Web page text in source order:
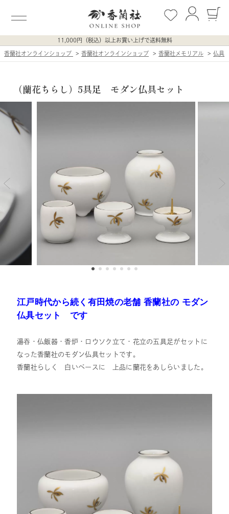
11,000円（税込）以上お買い上げで送料無料
香蘭社オンラインショップ 香蘭社オンラインショップ 香蘭社メモリアル 仏具
（蘭花ちらし）5具足 モダン仏具セット
江戸時代から続く有田焼の老舗 香蘭社の モダン
仏具セット です
湯吞・仏飯器・香炉・ロウソク立て・花立の五具足がセットに
なった香蘭社のモダン仏具セットです。
香蘭社らしく 白いベースに 上品に蘭花をあしらいました。